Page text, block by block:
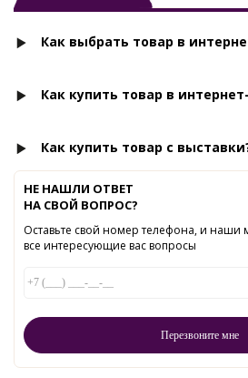
Как выбрать товар в
Как купить товар в
Как купить товар с
НЕ НАШЛИ ОТВЕТ
НА СВОЙ ВОПРОС?
Оставьте свой номер телефона, и наши
все интересующие вас вопросы